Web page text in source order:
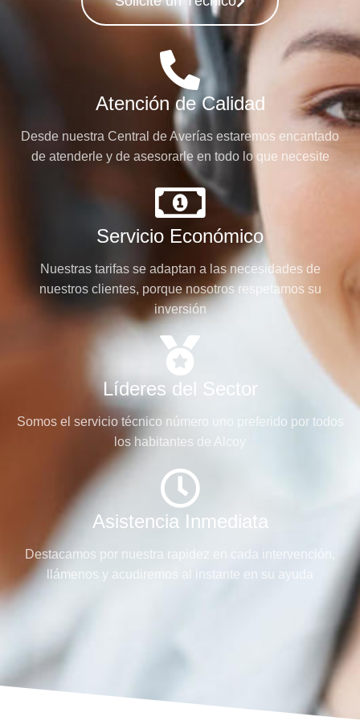
Atención de Calidad
Desde nuestra Central de Averías estaremos encantado
de atenderle y de asesorarle en todo lo que necesite
Servicio Económico
Nuestras tarifas se adaptan a las necesidades de
nuestros clientes, porque nosotros respetamos su
inversión
Líderes del Sector
Somos el servicio técnico número uno preferido por todos
los habitantes de Alcoy
Asistencia Inmediata
Destacamos por nuestra rapidez en cada intervención,
llámenos y acudiremos al instante en su ayuda